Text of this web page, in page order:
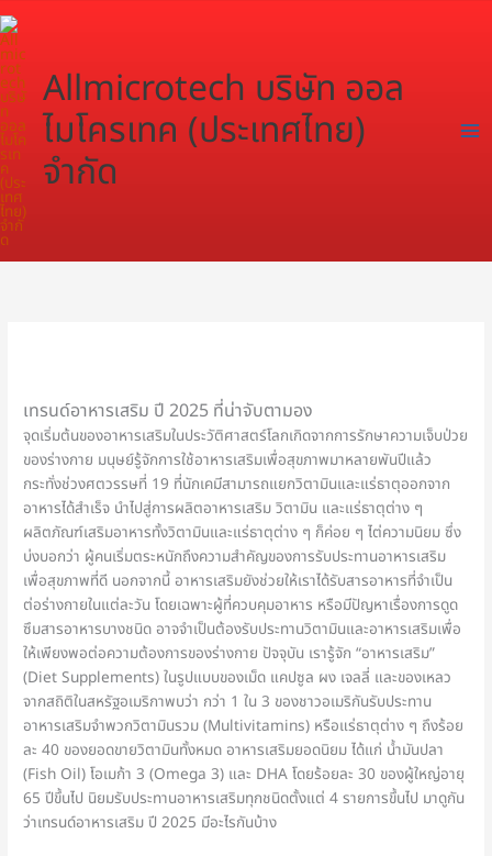
Skip
to
content
Allmicrotech บริษัท ออล
ไมโครเทค (ประเทศไทย)
จำกัด
เทรนด์อาหารเสริม ปี 2025 ที่น่าจับตามอง
จุดเริ่มต้นของอาหารเสริมในประวัติศาสตร์โลกเกิดจากการรักษาความเจ็บป่วย
ของร่างกาย มนุษย์รู้จักการใช้อาหารเสริมเพื่อสุขภาพมาหลายพันปีแล้ว
กระทั่งช่วงศตวรรษที่ 19 ที่นักเคมีสามารถแยกวิตามินและแร่ธาตุออกจาก
อาหารได้สำเร็จ นำไปสู่การผลิตอาหารเสริม วิตามิน และแร่ธาตุต่าง ๆ
ผลิตภัณฑ์เสริมอาหารทั้งวิตามินและแร่ธาตุต่าง ๆ ก็ค่อย ๆ ไต่ความนิยม ซึ่ง
บ่งบอกว่า ผู้คนเริ่มตระหนักถึงความสำคัญของการรับประทานอาหารเสริม
เพื่อสุขภาพที่ดี นอกจากนี้ อาหารเสริมยังช่วยให้เราได้รับสารอาหารที่จำเป็น
ต่อร่างกายในแต่ละวัน โดยเฉพาะผู้ที่ควบคุมอาหาร หรือมีปัญหาเรื่องการดูด
ซึมสารอาหารบางชนิด อาจจำเป็นต้องรับประทานวิตามินและอาหารเสริมเพื่อ
ให้เพียงพอต่อความต้องการของร่างกาย ปัจจุบัน เรารู้จัก “อาหารเสริม”
(Diet Supplements) ในรูปแบบของเม็ด แคปซูล ผง เจลลี่ และของเหลว
จากสถิติในสหรัฐอเมริกาพบว่า กว่า 1 ใน 3 ของชาวอเมริกันรับประทาน
อาหารเสริมจำพวกวิตามินรวม (Multivitamins) หรือแร่ธาตุต่าง ๆ ถึงร้อย
ละ 40 ของยอดขายวิตามินทั้งหมด อาหารเสริมยอดนิยม ได้แก่ น้ำมันปลา
(Fish Oil) โอเมก้า 3 (Omega 3) และ DHA โดยร้อยละ 30 ของผู้ใหญ่อายุ
65 ปีขึ้นไป นิยมรับประทานอาหารเสริมทุกชนิดตั้งแต่ 4 รายการขึ้นไป มาดูกัน
ว่าเทรนด์อาหารเสริม ปี 2025 มีอะไรกันบ้าง